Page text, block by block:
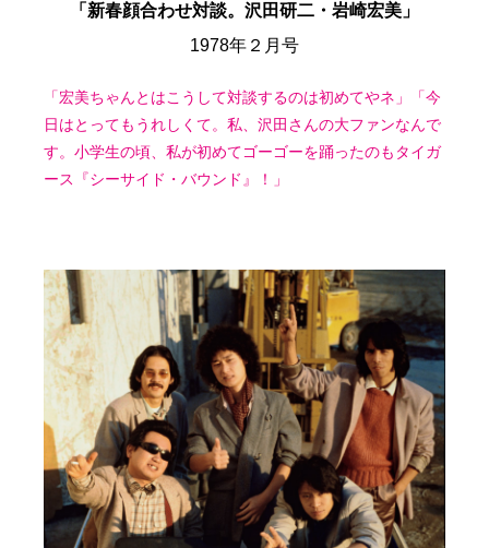
「新春顔合わせ対談。沢田研二・岩崎宏美」
1978年２月号
「宏美ちゃんとはこうして対談するのは初めてやネ」「今
日はとってもうれしくて。私、沢田さんの大ファンなんで
す。小学生の頃、私が初めてゴーゴーを踊ったのもタイガ
ース『シーサイド・バウンド』！」